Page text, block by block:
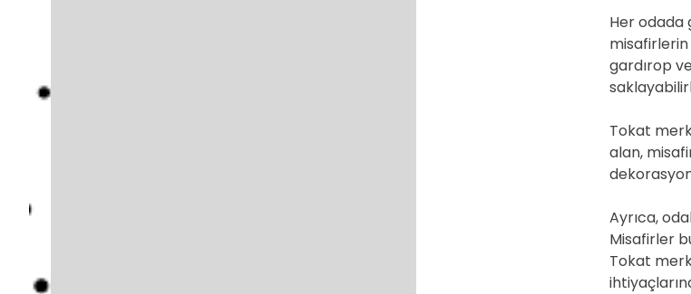
Her odada
misafirlerin
gardırop
Tokat
alan,
Ayrıca,
Misafirler
Tokat